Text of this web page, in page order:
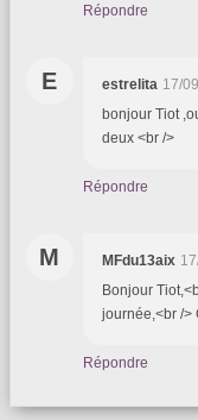
Répondre
E estrelita 17/
bonjour Tiot
deux <br />
Répondre
M MFdu13aix
Bonjour
journée,<br />
Répondre